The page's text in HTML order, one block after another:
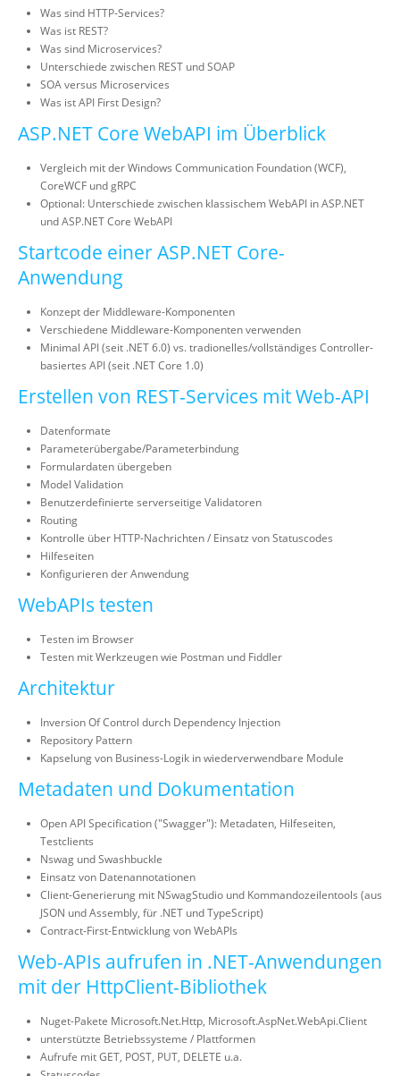
Was sind HTTP-Services?
Was ist REST?
Was sind Microservices?
Unterschiede zwischen REST und SOAP
SOA versus Microservices
Was ist API First Design?
ASP.NET Core WebAPI im Überblick
Vergleich mit der Windows Communication Foundation (WCF),
CoreWCF und gRPC
Optional: Unterschiede zwischen klassischem WebAPI in ASP.NET
und ASP.NET Core WebAPI
Startcode einer ASP.NET Core-
Anwendung
Konzept der Middleware-Komponenten
Verschiedene Middleware-Komponenten verwenden
Minimal API (seit .NET 6.0) vs. tradionelles/vollständiges Controller-
basiertes API (seit .NET Core 1.0)
Erstellen von REST-Services mit Web-API
Datenformate
Parameterübergabe/Parameterbindung
Formulardaten übergeben
Model Validation
Benutzerdefinierte serverseitige Validatoren
Routing
Kontrolle über HTTP-Nachrichten / Einsatz von Statuscodes
Hilfeseiten
Konfigurieren der Anwendung
WebAPIs testen
Testen im Browser
Testen mit Werkzeugen wie Postman und Fiddler
Architektur
Inversion Of Control durch Dependency Injection
Repository Pattern
Kapselung von Business-Logik in wiederverwendbare Module
Metadaten und Dokumentation
Open API Specification ("Swagger"): Metadaten, Hilfeseiten,
Testclients
Nswag und Swashbuckle
Einsatz von Datenannotationen
Client-Generierung mit NSwagStudio und Kommandozeilentools (aus
JSON und Assembly, für .NET und TypeScript)
Contract-First-Entwicklung von WebAPIs
Web-APIs aufrufen in .NET-Anwendungen
mit der HttpClient-Bibliothek
Nuget-Pakete Microsoft.Net.Http, Microsoft.AspNet.WebApi.Client
unterstützte Betriebssysteme / Plattformen
Aufrufe mit GET, POST, PUT, DELETE u.a.